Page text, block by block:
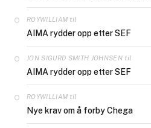
ROYWILLIAM til
AIMA rydder opp etter SEF
JON SIGURD SMITH JOHNSENtil
AIMA rydder opp etter SEF
ROYWILLIAM til
Nye krav om å forby Chega